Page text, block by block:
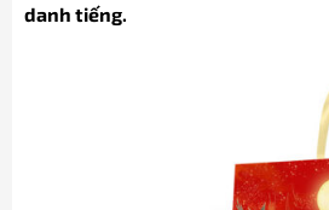
danh tiếng.